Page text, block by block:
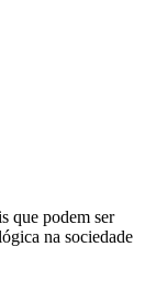
que podem ser
na sociedade